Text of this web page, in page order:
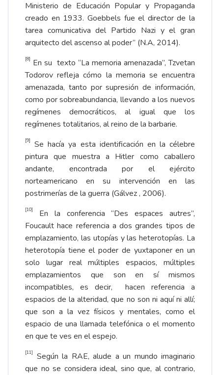
Ministerio de Educación Popular y Propaganda
creado en 1933. Goebbels fue el director de la
tarea comunicativa del Partido Nazi y el gran
arquitecto del ascenso al poder” (N.A, 2014).
[8] En su texto “La memoria amenazada”, Tzvetan
Todorov refleja cómo la memoria se encuentra
amenazada, tanto por supresión de información,
como por sobreabundancia, llevando a los nuevos
regímenes democráticos, al igual que los
regímenes totalitarios, al reino de la barbarie.
[9]
Se hacía ya esta identificación en la célebre
pintura que muestra a Hitler como caballero
andante, encontrada por el ejército
norteamericano en su intervención en las
postrimerías de la guerra (Gálvez , 2006).
[10]
En la conferencia “Des espaces autres”,
Foucault hace referencia a dos grandes tipos de
emplazamiento, las utopías y las heterotopías. La
heterotopía tiene el poder de yuxtaponer en un
solo lugar real múltiples espacios, múltiples
emplazamientos que son en sí mismos
incompatibles, es decir, hacen referencia a
espacios de la alteridad, que no son ni aquí ni allí;
que son a la vez físicos y mentales, como el
espacio de una llamada telefónica o el momento
en que te ves en el espejo.
[11]
Según la RAE, alude a un mundo imaginario
que no se considera ideal, sino que, al contrario,